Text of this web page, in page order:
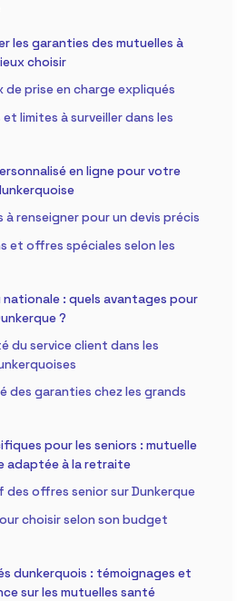
les garanties des mutuelles à
choisir
de prise en charge expliqués
et limites à surveiller dans les
en ligne pour votre
à renseigner pour un devis précis
et offres spéciales selon les
: quels avantages pour
?
du service client dans les
des garanties chez les grands
pour les seniors : mutuelle
adaptée à la retraite
des offres senior sur Dunkerque
choisir selon son budget
dunkerquois : témoignages et
sur les mutuelles santé